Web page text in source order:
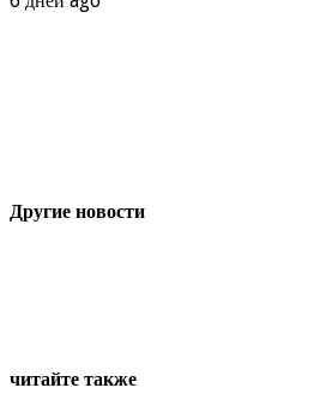
Другие новости
читайте также